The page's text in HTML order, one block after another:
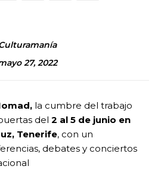
27, 2022
la cumbre del trabajo
del 2 al 5 de junio en
Tenerife, con un
debates y conciertos